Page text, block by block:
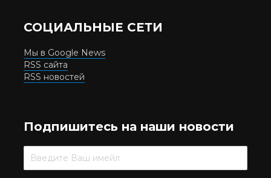
СОЦИАЛЬНЫЕ СЕТИ
Мы в Google News
RSS сайта
RSS новостей
Подпишитесь на наши новости